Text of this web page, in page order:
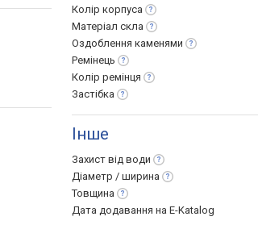
Колір корпуса
Матеріал скла
Оздоблення каменями
Ремінець
Колір ремінця
Застібка
Інше
Захист від води
Діаметр / ширина
Товщина
Дата додавання на E-Katalog